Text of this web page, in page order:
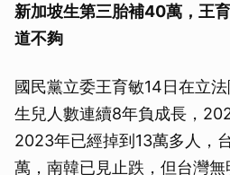
新加坡生第三胎補40萬，王
道不夠
國民黨立委王育敏14日在立
生兒人數連續8年負成長，
2023年已經掉到13萬多人，
萬，南韓已見止跌，但台灣